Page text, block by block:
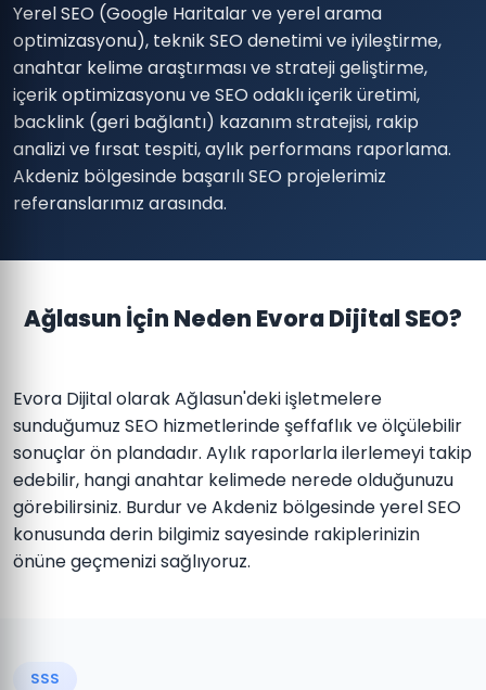
Yerel SEO (Google Haritalar ve yerel arama
optimizasyonu), teknik SEO denetimi ve iyileştirme,
anahtar kelime araştırması ve strateji geliştirme,
içerik optimizasyonu ve SEO odaklı içerik üretimi,
backlink (geri bağlantı) kazanım stratejisi, rakip
analizi ve fırsat tespiti, aylık performans raporlama.
Akdeniz bölgesinde başarılı SEO projelerimiz
referanslarımız arasında.
Ağlasun İçin Neden Evora Dijital SEO?
Evora Dijital olarak Ağlasun'deki işletmelere
sunduğumuz SEO hizmetlerinde şeffaflık ve ölçülebilir
sonuçlar ön plandadır. Aylık raporlarla ilerlemeyi takip
edebilir, hangi anahtar kelimede nerede olduğunuzu
görebilirsiniz. Burdur ve Akdeniz bölgesinde yerel SEO
konusunda derin bilgimiz sayesinde rakiplerinizin
önüne geçmenizi sağlıyoruz.
SSS